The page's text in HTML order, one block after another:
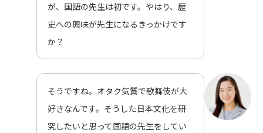
が、国語の先生は初です。やはり、歴
史への興味が先生になるきっかけです
か？
そうですね。オタク気質で歌舞伎が大
好きなんです。そうした日本文化を研
究したいと思って国語の先生をしてい